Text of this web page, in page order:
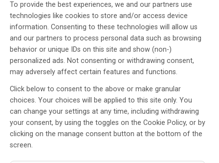
To provide the best experiences, we and our partners use
technologies like cookies to store and/or access device
information. Consenting to these technologies will allow us
and our partners to process personal data such as browsing
behavior or unique IDs on this site and show (non-)
personalized ads. Not consenting or withdrawing consent,
may adversely affect certain features and functions.
Click below to consent to the above or make granular
choices. Your choices will be applied to this site only. You
can change your settings at any time, including withdrawing
your consent, by using the toggles on the Cookie Policy, or by
clicking on the manage consent button at the bottom of the
screen.
Etiska resonemang bygger på fakta och värderingar.
Att diskutera en framtid som vi inte riktigt vet hur den
kommer att bli kan därför vara svårt, men när det
gäller AI så är det viktigt att försöka ha en
uppfattning om vilka värden som står på spel.
Etikdagen 2024 tar avstamp i frågor som: vad är AI,
vilka etiska och säkerhetsmässiga aspekter väcker
det, och var står Sverige i detta ur ett internationellt
perspektiv? Och vi kommer att försöka närma oss de
svåra frågorna: vad blir kvar av läkarprofessionen när
AI utvecklas och blir bättre på det mesta som vi
läkare uppfattar som vårt arbete? Finns det någon
kärna i läkekonsten som kommer att vara oåtkomlig